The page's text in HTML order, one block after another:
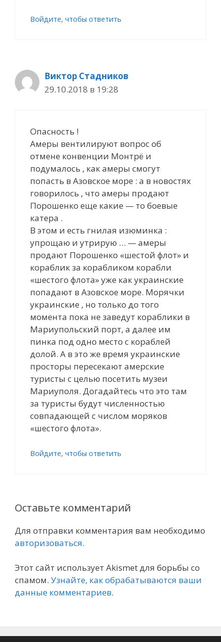
Войдите, чтобы ответить
Виктор Стадников
29.10.2018 в 19:28
Опасность !
Амеры вентилируют вопрос об
отмене конвенции Монтрё и
подумалось , как амеры смогут
попасть в Азовское море : а в новостях
говорилось , что амеры продают
Порошенко еще какие — то боевые
катера .
В этом и есть гнилая изюминка :
упрощаю и утрирую … — амеры
продают Порошенко «шестой флот» и
кораблик за корабликом корабли
«шестого флота» уже как украинские
попадают в Азовское море. Морячки
украинские , но только до того
момента пока не заведут кораблики в
Мариупольский порт, а далее им
пинка под одно место с кораблей
долой. А в это же время украинские
просторы пересекают амерские
туристы с целью посетить музеи
Мариуполя. Догадайтесь что это там
за туристы будут численностью
совпадающей с числом моряков
«шестого флота».
Войдите, чтобы ответить
Оставьте комментарий
Для отправки комментария вам необходимо
авторизоваться.
Этот сайт использует Akismet для борьбы со
спамом. Узнайте, как обрабатываются ваши
данные комментариев.